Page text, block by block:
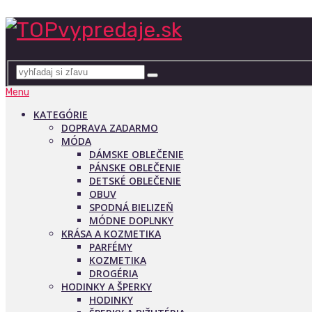
Menu
KATEGÓRIE
DOPRAVA ZADARMO
MÓDA
DÁMSKE OBLEČENIE
PÁNSKE OBLEČENIE
DETSKÉ OBLEČENIE
OBUV
SPODNÁ BIELIZEŇ
MÓDNE DOPLNKY
KRÁSA A KOZMETIKA
PARFÉMY
KOZMETIKA
DROGÉRIA
HODINKY A ŠPERKY
HODINKY